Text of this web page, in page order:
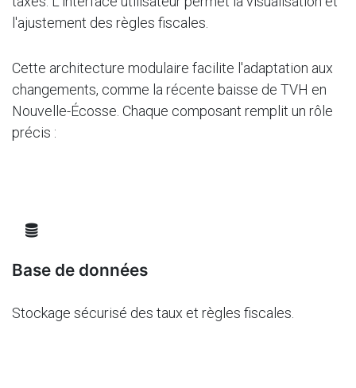
l'ajustement des règles fiscales.
Cette architecture modulaire facilite l'adaptation aux
changements, comme la récente baisse de TVH en
Nouvelle-Écosse. Chaque composant remplit un rôle
précis :
Base de données
Stockage sécurisé des taux et règles fiscales.